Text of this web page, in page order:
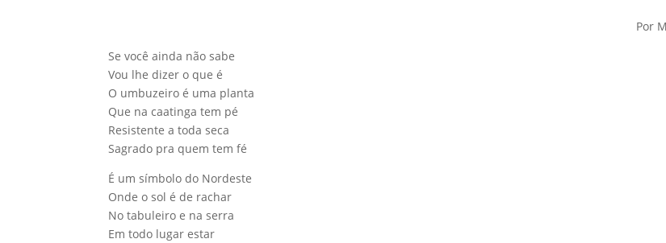
Por
Se você ainda não sabe
Vou lhe dizer o que é
O umbuzeiro é uma planta
Que na caatinga tem pé
Resistente a toda seca
Sagrado pra quem tem fé
É um símbolo do Nordeste
Onde o sol é de rachar
No tabuleiro e na serra
Em todo lugar estar